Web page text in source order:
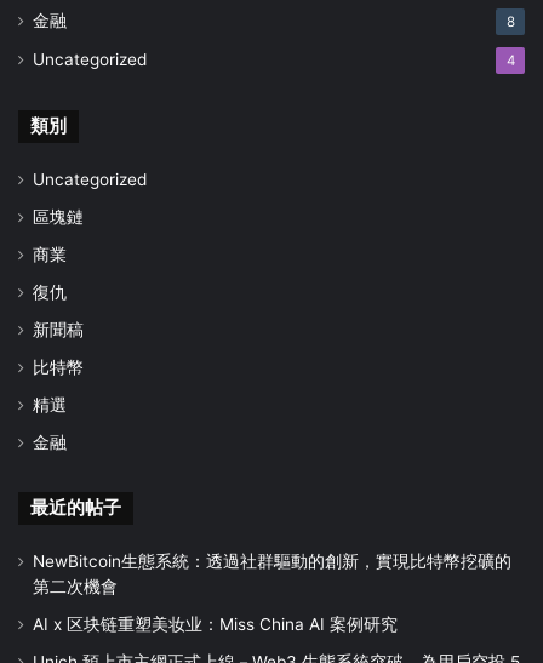
金融 8
Uncategorized 4
類別
Uncategorized
區塊鏈
商業
復仇
新聞稿
比特幣
精選
金融
最近的帖子
NewBitcoin生態系統：透過社群驅動的創新，實現比特幣挖礦的
第二次機會
AI x 区块链重塑美妆业：Miss China AI 案例研究